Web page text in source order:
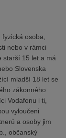
osoba,
nebo v rámci
starší 15 let a má
Slovenska
mladší 18 let se
zákonného
Vodafonu i ti,
vyloučeni
a osoby jim
občanský